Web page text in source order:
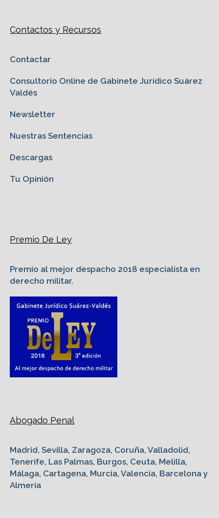
Contactos y Recursos
Contactar
Consultorio Online de Gabinete Jurídico Suárez
Valdés
Newsletter
Nuestras Sentencias
Descargas
Tu Opinión
Premio De Ley
Premio al mejor despacho 2018 especialista en
derecho militar.
Abogado Penal
Madrid, Sevilla, Zaragoza, Coruña, Valladolid,
Tenerife, Las Palmas, Burgos, Ceuta, Melilla,
Málaga, Cartagena, Murcia, Valencia, Barcelona y
Almería